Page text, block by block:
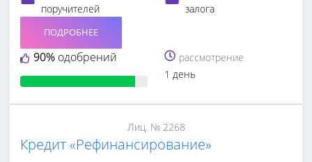
поручителей
залога
90% одобрений
ПОДРОБНЕЕ
рассмотрение
1 день
Лиц. № 2268
Кредит «Рефинансирование»